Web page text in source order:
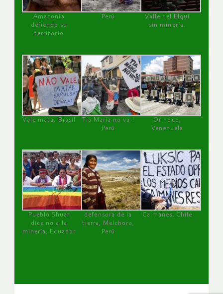
Amazonía
defiende su
territorio
Perú
Valle del Elqui
sin minería.
Vale mata, Brasil
Tía María no va !
Perú
Orinoco,
Venezuela
Pueblo Shuar
dice no a la
minería, Ecuador
defensora de la
tierra, Melchora,
Perú
Caimanes, Chile